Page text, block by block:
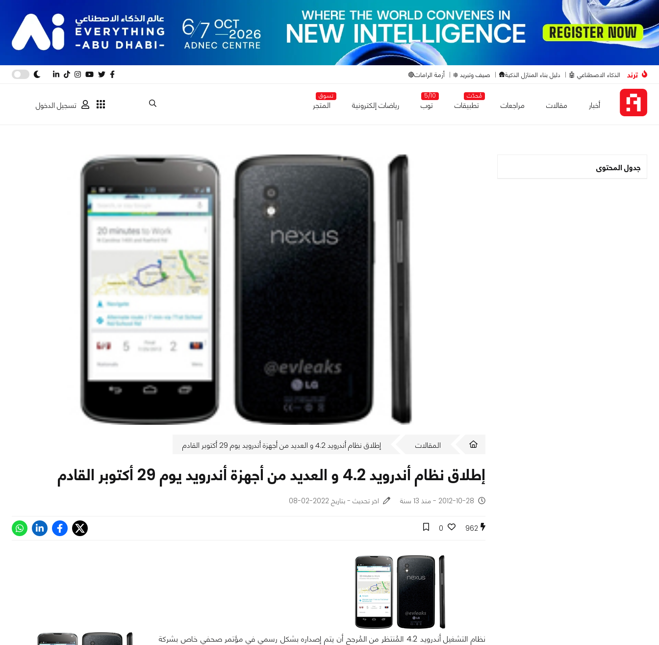
ترند الذكاء الاصطناعي 🤖 دليل بناء المنازل الذكية🛖 صيف وتبريد ❄️ أزمة الرامات🔴
أخبار مقالات مراجعات
مُحدّث
تطبيقات
5/10
توب رياضات إلكترونية
تسوق
المتجر تسجيل الدخول
جدول المحتوى
المقالات إطلاق نظام أندرويد 4.2 و العديد من أجهزة أندرويد يوم 29 أكتوبر القادم
إطلاق نظام أندرويد 4.2 و العديد من أجهزة أندرويد يوم 29 أكتوبر القادم
2012-10-28 - منذ 13 سنة اخر تحديث - بتاريخ 2022-02-08
962
0
نظام التشغيل أندرويد 4.2 المُنتظر من المُرجح أن يتم إصداره بشكل رسمي في مؤتمر صحفي خاص بشركة